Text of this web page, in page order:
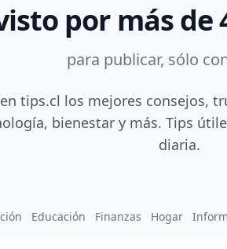
por más de
para publicar, sólo
tips.cl los mejores consejos,
bienestar y más. Tips
diaria.
Educación Finanzas Hogar